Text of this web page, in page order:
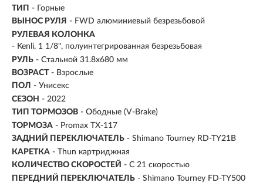
ТИП - Горные
ВЫНОС РУЛЯ - FWD алюминиевый безрезьбовой
РУЛЕВАЯ КОЛОНКА
- Kenli, 1 1/8'', полуинтегрированная безрезьбовая
РУЛЬ - Стальной 31.8х680 мм
ВОЗРАСТ - Взрослые
ПОЛ - Унисекс
СЕЗОН - 2022
ТИП ТОРМОЗОВ - Ободные (V-Brake)
ТОРМОЗА - Promax TX-117
ЗАДНИЙ ПЕРЕКЛЮЧАТЕЛЬ - Shimano Tourney RD-TY21B
КАРЕТКА - Thun картриджная
КОЛИЧЕСТВО СКОРОСТЕЙ - С 21 скоростью
ПЕРЕДНИЙ ПЕРЕКЛЮЧАТЕЛЬ - Shimano Tourney FD-TY500